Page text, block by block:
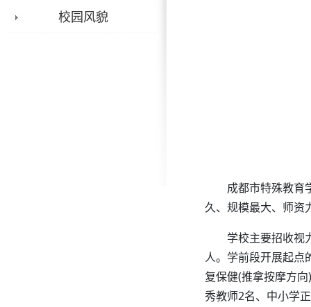
校园风貌
成都市特殊教育
久、规模最大、师资
学校主要招收视
人。学前段开展起点
复保健(推拿按摩方
秀教师2名、中小学